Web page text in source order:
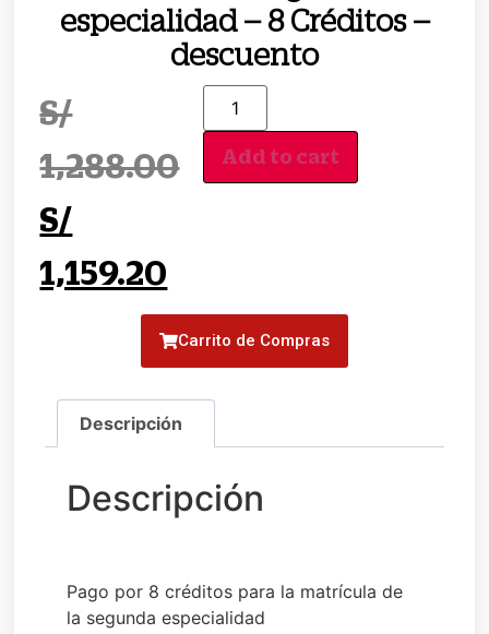
especialidad – 8 Créditos –
descuento
S/
1,288.00
S/
1,159.20
Add to cart
Carrito de Compras
Pago por 8 créditos para la matrícula de
la segunda especialidad